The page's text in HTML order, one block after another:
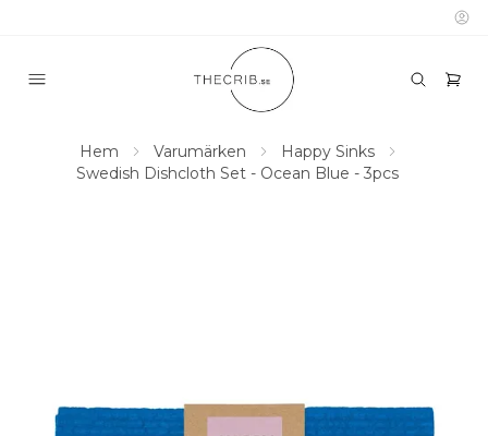
Hem Varumärken
Happy Sinks
Swedish Dishcloth Set - Ocean Blue - 3pcs